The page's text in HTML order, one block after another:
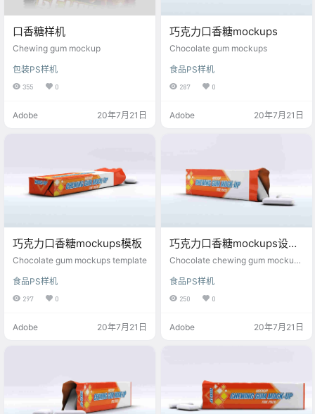
口香糖样机
Chewing gum mockup
包装PS样机
355 0
Adobe 20年7月21日
巧克力口香糖mockups
Chocolate gum mockups
食品PS样机
287 0
Adobe 20年7月21日
巧克力口香糖mockups模板
Chocolate gum mockups template
食品PS样机
297 0
Adobe 20年7月21日
巧克力口香糖mockups设计
模板素材
Chocolate chewing gum mockups
食品PS样机
250 0
Adobe 20年7月21日